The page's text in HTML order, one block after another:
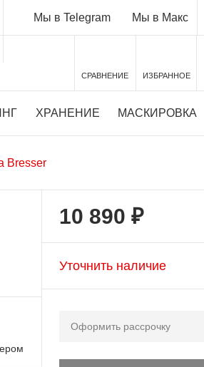
Мы в Telegram Мы в Макс
СРАВНЕНИЕ ИЗБРАННОЕ
ХРАНЕНИЕ МАСКИРОВКА
Bresser
10 890 ₽
Уточнить наличие
Оформить рассрочку